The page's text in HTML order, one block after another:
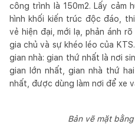
công trình là 150m2. Lấy cảm
hình khối kiến trúc độc đáo,
vẻ hiện đại, mới lạ, phản ánh
gia chủ và sự khéo léo của
gian nhà: gian thứ nhất là nơi
gian lớn nhất, gian nhà thứ
nhất, được dùng làm nơi để xe
Bản vẽ mặt